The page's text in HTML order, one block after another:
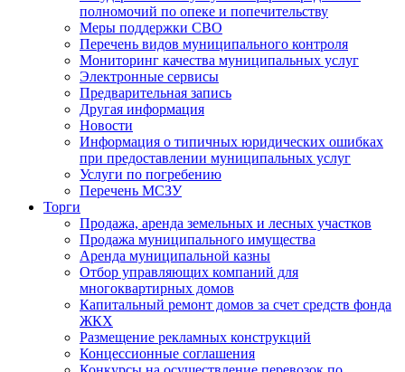
полномочий по опеке и попечительству
Меры поддержки СВО
Перечень видов муниципального контроля
Мониторинг качества муниципальных услуг
Электронные сервисы
Предварительная запись
Другая информация
Новости
Информация о типичных юридических ошибках
при предоставлении муниципальных услуг
Услуги по погребению
Перечень МСЗУ
Торги
Продажа, аренда земельных и лесных участков
Продажа муниципального имущества
Аренда муниципальной казны
Отбор управляющих компаний для
многоквартирных домов
Капитальный ремонт домов за счет средств фонда
ЖКХ
Размещение рекламных конструкций
Концессионные соглашения